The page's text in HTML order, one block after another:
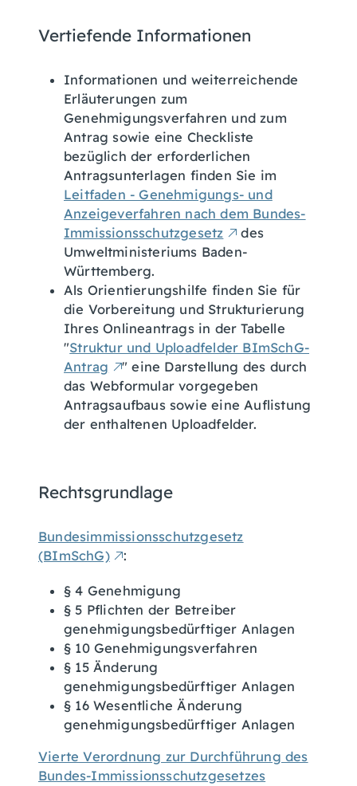
Vertiefende Informationen
Informationen und weiterreichende
Erläuterungen zum
Genehmigungsverfahren und zum
Antrag sowie eine Checkliste
bezüglich der erforderlichen
Antragsunterlagen finden Sie im
Leitfaden - Genehmigungs- und
Anzeigeverfahren nach dem Bundes-
Immissionsschutzgesetz
des
Umweltministeriums Baden-
Württemberg.
Als Orientierungshilfe finden Sie für
die Vorbereitung und Strukturierung
Ihres Onlineantrags in der Tabelle
"Struktur und Uploadfelder BImSchG-
Antrag
" eine Darstellung des durch
das Webformular vorgegeben
Antragsaufbaus sowie eine Auflistung
der enthaltenen Uploadfelder.
Rechtsgrundlage
Bundesimmissionsschutzgesetz
(BImSchG)
:
§ 4 Genehmigung
§ 5 Pflichten der Betreiber
genehmigungsbedürftiger Anlagen
§ 10 Genehmigungsverfahren
§ 15 Änderung
genehmigungsbedürftiger Anlagen
§ 16 Wesentliche Änderung
genehmigungsbedürftiger Anlagen
Vierte Verordnung zur Durchführung des
Bundes-Immissionsschutzgesetzes